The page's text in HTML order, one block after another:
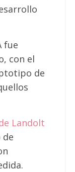
fue
con el
de
Landolt